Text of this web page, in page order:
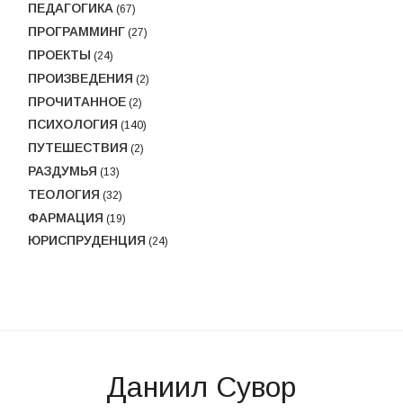
ПЕДАГОГИКА (67)
ПРОГРАММИНГ (27)
ПРОЕКТЫ (24)
ПРОИЗВЕДЕНИЯ (2)
ПРОЧИТАННОЕ (2)
ПСИХОЛОГИЯ (140)
ПУТЕШЕСТВИЯ (2)
РАЗДУМЬЯ (13)
ТЕОЛОГИЯ (32)
ФАРМАЦИЯ (19)
ЮРИСПРУДЕНЦИЯ (24)
Даниил Сувор